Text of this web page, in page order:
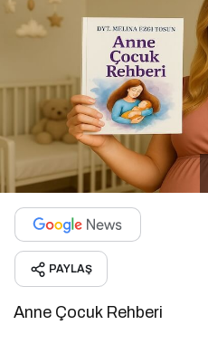
PAYLAŞ
Anne Çocuk Rehberi